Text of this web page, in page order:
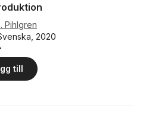
Pihlgren
2020
till